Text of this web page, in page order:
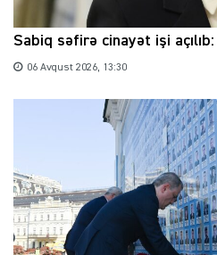
Sabiq səfirə cinayət işi
06 Avqust 2026, 13:30